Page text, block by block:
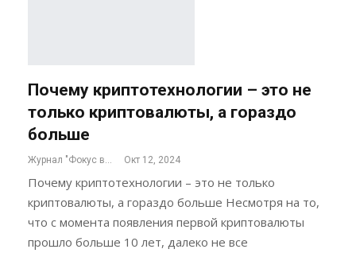
Почему криптотехнологии – это не
только криптовалюты, а гораздо
больше
Журнал "Фокус внимания" Окт 12, 2024
Почему криптотехнологии – это не только
криптовалюты, а гораздо больше Несмотря на то,
что с момента появления первой криптовалюты
прошло больше 10 лет, далеко не все